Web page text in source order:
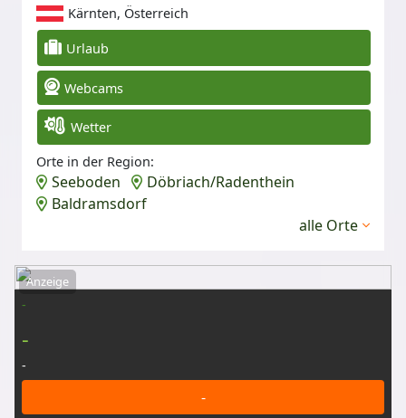
Kärnten, Österreich
Urlaub
Webcams
Wetter
Orte in der Region:
Seeboden
Döbriach/Radenthein
Baldramsdorf
alle Orte
Anzeige
-
-
-
-